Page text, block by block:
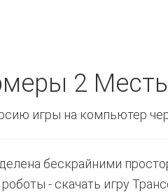
2
игры на компьютер
бескрайними
- скачать игру